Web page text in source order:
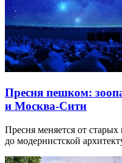
Пресня пешком:
и Москва-Сити
Пресня меняется от
до модернистской